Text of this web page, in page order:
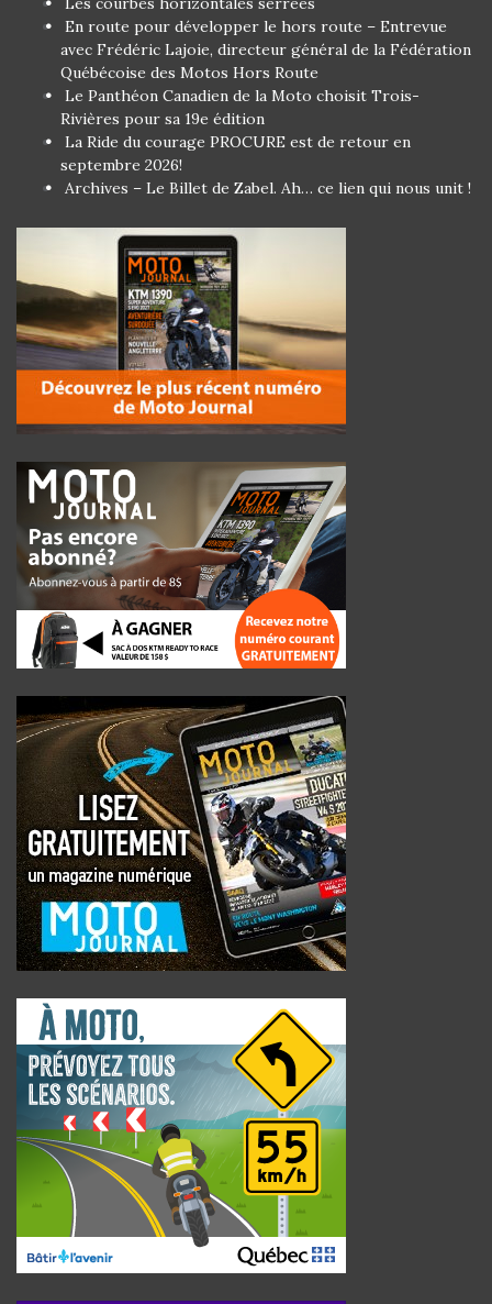
En route pour développer le hors route – Entrevue
avec Frédéric Lajoie, directeur général de la Fédération
Québécoise des Motos Hors Route
Le Panthéon Canadien de la Moto choisit Trois-
Rivières pour sa 19e édition
La Ride du courage PROCURE est de retour en
septembre 2026!
Archives – Le Billet de Zabel. Ah… ce lien qui nous unit !